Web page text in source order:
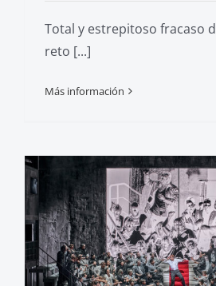
Total y estrepitoso fracaso
reto [...]
Más información